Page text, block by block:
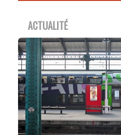
ACTUALITÉ